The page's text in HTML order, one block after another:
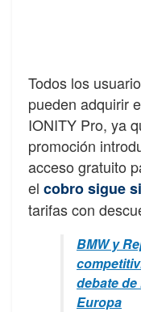
Todos los
pueden adquirir
IONITY Pro, ya
promoción
acceso gratuito
el cobro sigue
tarifas con
BMW y
debate
Europa